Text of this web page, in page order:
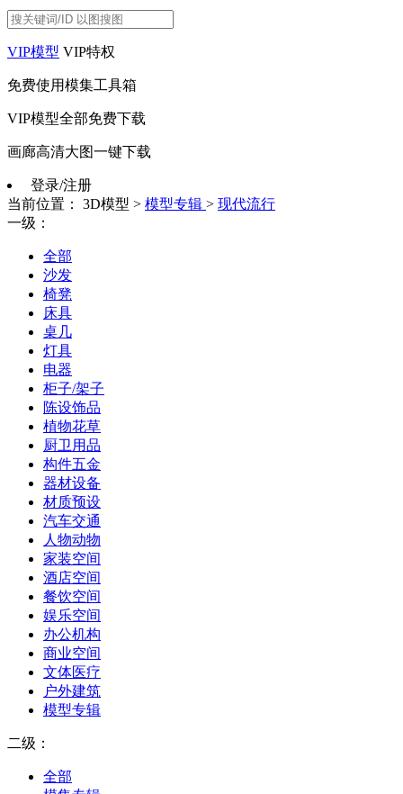
VIP模型 VIP特权
免费使用模集工具箱
VIP模型全部免费下载
画廊高清大图一键下载
登录/注册
当前位置：
3D模型 > 模型专辑 > 现代流行
一级：
全部
沙发
椅凳
床具
桌几
灯具
电器
柜子/架子
陈设饰品
植物花草
厨卫用品
构件五金
器材设备
材质预设
汽车交通
人物动物
家装空间
酒店空间
餐饮空间
娱乐空间
办公机构
商业空间
文体医疗
户外建筑
模型专辑
二级：
全部